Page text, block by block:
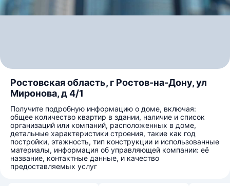
Ростовская область, г Ростов-на-Дону, ул
Миронова, д 4/1
Получите подробную информацию о доме, включая:
общее количество квартир в здании, наличие и список
организаций или компаний, расположенных в доме,
детальные характеристики строения, такие как год
постройки, этажность, тип конструкции и использованные
материалы, информация об управляющей компании: её
название, контактные данные, и качество
предоставляемых услуг